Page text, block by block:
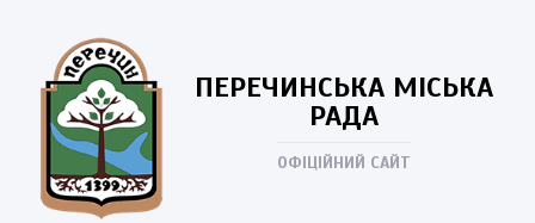
ПЕРЕЧИНСЬКА МІСЬКА
РАДА
ОФІЦІЙНИЙ САЙТ